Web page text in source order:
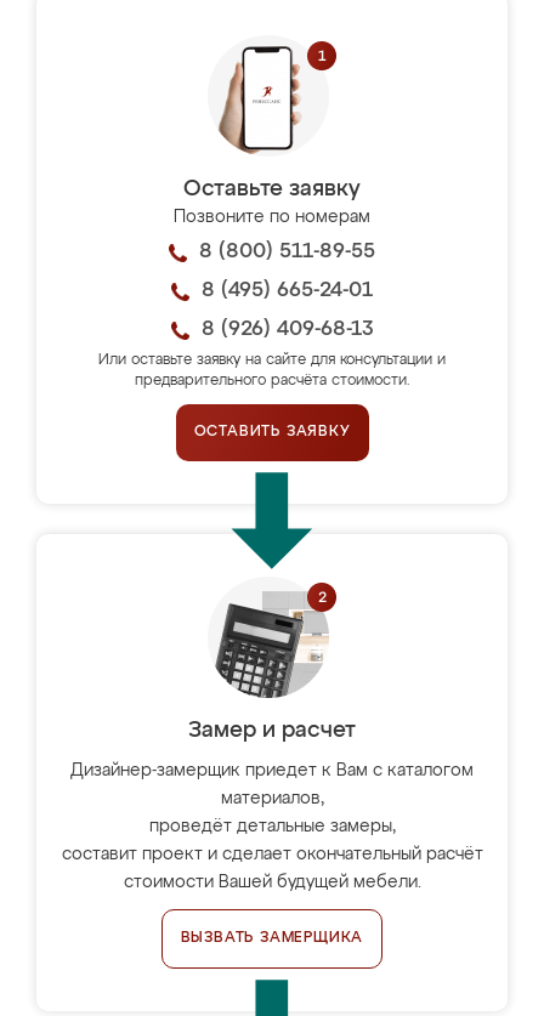
Оставьте заявку
Позвоните по номерам
8 (800) 511-89-55
8 (495) 665-24-01
8 (926) 409-68-13
Или оставьте заявку на сайте для консультации и
предварительного расчёта стоимости.
ОСТАВИТЬ ЗАЯВКУ
Замер и расчет
Дизайнер-замерщик приедет к Вам с каталогом
материалов,
проведёт детальные замеры,
составит проект и сделает окончательный расчёт
стоимости Вашей будущей мебели.
ВЫЗВАТЬ ЗАМЕРЩИКА